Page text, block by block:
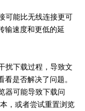
可能比无线连接更可
输速度和更低的延
扰下载过程，导致文
是否解决了问题。
器可能导致下载问
，或者尝试重置浏览